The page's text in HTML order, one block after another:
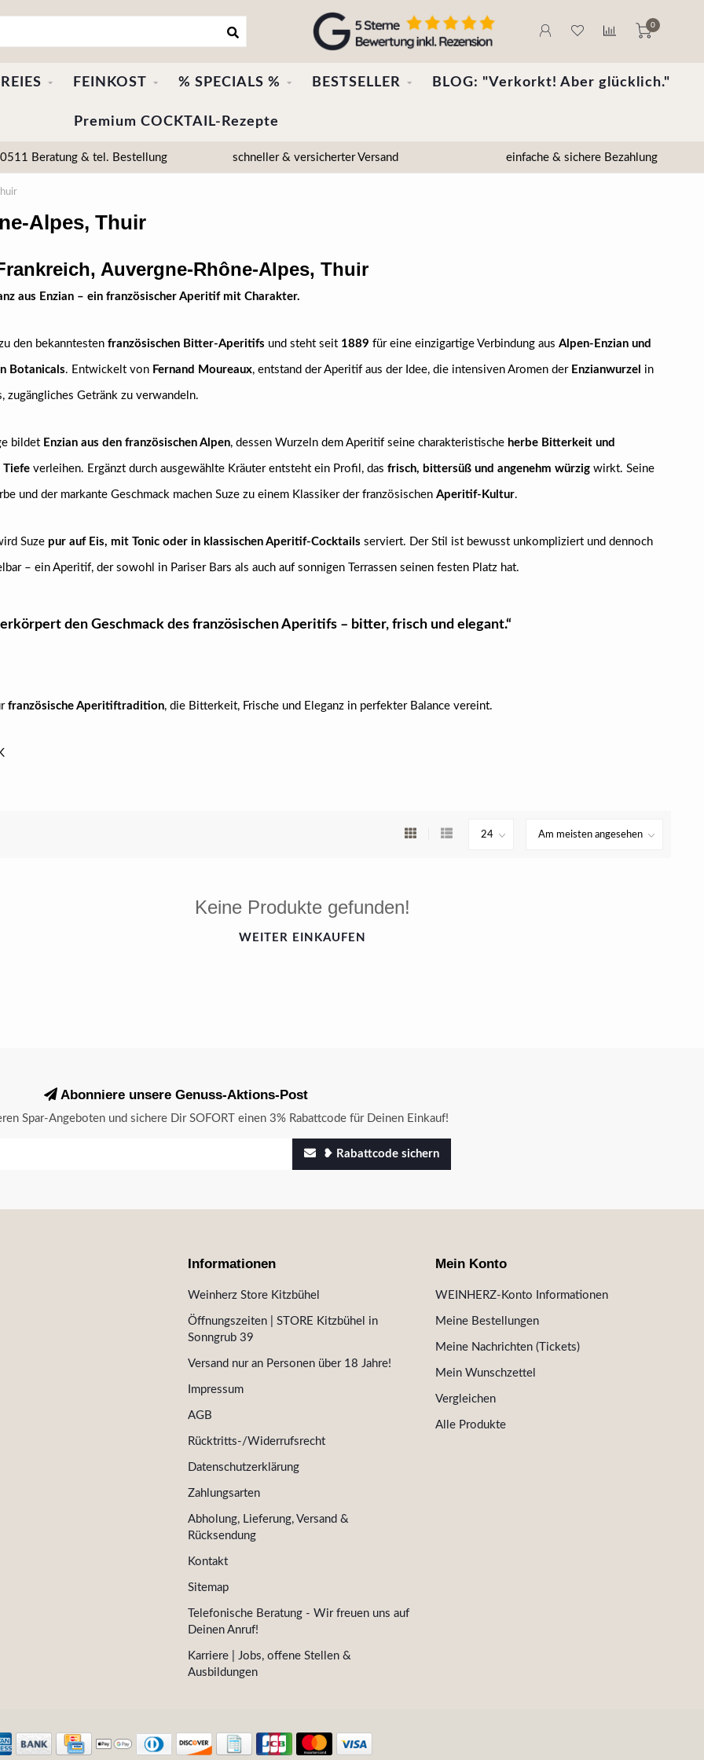
0
FEINKOST % SPECIALS % BESTSELLER BLOG: "Verkorkt! Aber glücklich."
Premium COCKTAIL-Rezepte
Beratung & tel. Bestellung schneller & versicherter Versand einfache & sichere Bezahlung
Alpes, Thuir
Auvergne-Rhône-Alpes, Thuir
aus Enzian – ein französischer Aperitif mit Charakter.
den bekanntesten französischen Bitter-Aperitifs und steht seit 1889 für eine einzigartige Verbindung aus Alpen-Enzian und
Botanicals. Entwickelt von Fernand Moureaux, entstand der Aperitif aus der Idee, die intensiven Aromen der Enzianwurzel in
zugängliches Getränk zu verwandeln.
bildet Enzian aus den französischen Alpen, dessen Wurzeln dem Aperitif seine charakteristische herbe Bitterkeit und
Tiefe verleihen. Ergänzt durch ausgewählte Kräuter entsteht ein Profil, das frisch, bittersüß und angenehm würzig wirkt. Seine
und der markante Geschmack machen Suze zu einem Klassiker der französischen Aperitif-Kultur.
Suze pur auf Eis, mit Tonic oder in klassischen Aperitif-Cocktails serviert. Der Stil ist bewusst unkompliziert und dennoch
– ein Aperitif, der sowohl in Pariser Bars als auch auf sonnigen Terrassen seinen festen Platz hat.
den Geschmack des französischen Aperitifs – bitter, frisch und elegant.“
französische Aperitiftradition, die Bitterkeit, Frische und Eleganz in perfekter Balance vereint.
Keine Produkte gefunden!
WEITER EINKAUFEN
Abonniere unsere Genuss-Aktions-Post
Spar-Angeboten und sichere Dir SOFORT einen 3% Rabattcode für Deinen Einkauf!
❥ Rabattcode sichern
Informationen
Weinherz Store Kitzbühel
Öffnungszeiten | STORE Kitzbühel in
Sonngrub 39
Versand nur an Personen über 18 Jahre!
Impressum
AGB
Rücktritts-/Widerrufsrecht
Datenschutzerklärung
Zahlungsarten
Abholung, Lieferung, Versand &
Rücksendung
Kontakt
Sitemap
Telefonische Beratung - Wir freuen uns auf
Deinen Anruf!
Karriere | Jobs, offene Stellen &
Ausbildungen
Mein Konto
WEINHERZ-Konto Informationen
Meine Bestellungen
Meine Nachrichten (Tickets)
Mein Wunschzettel
Vergleichen
Alle Produkte